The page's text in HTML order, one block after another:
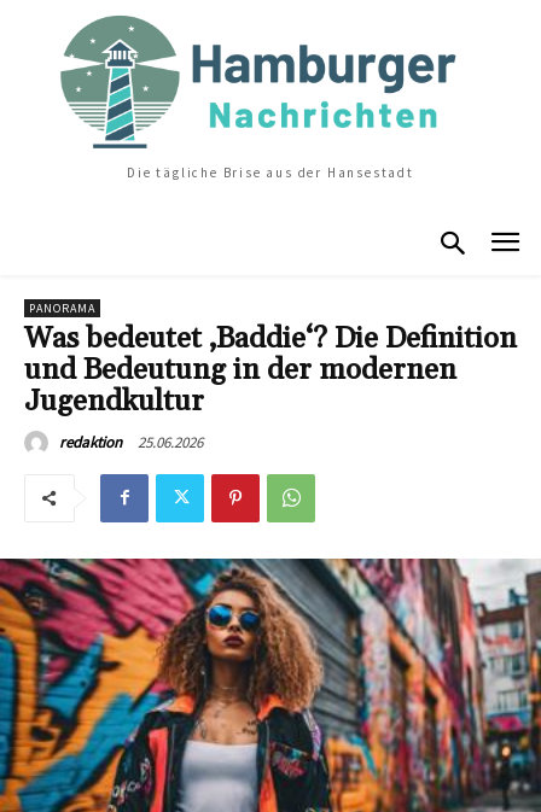
Die tägliche Brise aus der Hansestadt
PANORAMA
Was bedeutet ‚Baddie‘? Die Definition
und Bedeutung in der modernen
Jugendkultur
redaktion 25.06.2026